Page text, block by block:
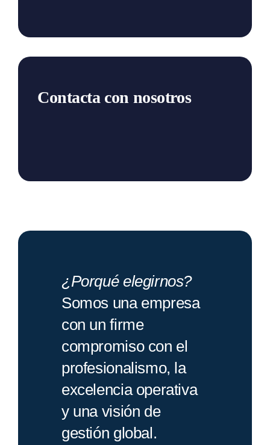
Contacta con nosotros
¿Porqué elegirnos?
Somos una empresa
con un firme
compromiso con el
profesionalismo, la
excelencia operativa
y una visión de
gestión global.